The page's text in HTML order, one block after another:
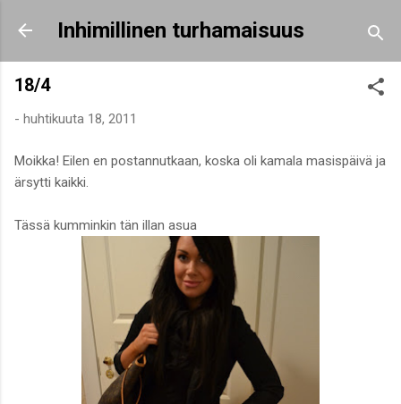
Siirry pääsisältöön
Inhimillinen turhamaisuus
18/4
- huhtikuuta 18, 2011
Moikka! Eilen en postannutkaan, koska oli kamala masispäivä ja
ärsytti kaikki.
Tässä kumminkin tän illan asua